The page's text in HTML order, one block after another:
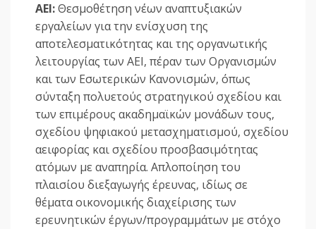
ΑΕΙ:Θεσμοθέτηση νέων αναπτυξιακών
εργαλείων για την ενίσχυση της
αποτελεσματικότητας και της οργανωτικής
λειτουργίας των ΑΕΙ, πέραν των Οργανισμών
και των Εσωτερικών Κανονισμών, όπως
σύνταξη πολυετούς στρατηγικού σχεδίου και
των επιμέρους ακαδημαϊκών μονάδων τους,
σχεδίου ψηφιακού μετασχηματισμού, σχεδίου
αειφορίας και σχεδίου προσβασιμότητας
ατόμων με αναπηρία. Απλοποίηση του
πλαισίου διεξαγωγής έρευνας, ιδίως σε
θέματα οικονομικής διαχείρισης των
ερευνητικών έργων/προγραμμάτων με στόχο